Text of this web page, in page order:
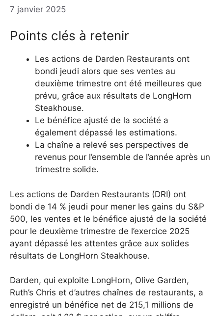
7 janvier 2025
Points clés à retenir
Les actions de Darden Restaurants ont
bondi jeudi alors que ses ventes au
deuxième trimestre ont été meilleures que
prévu, grâce aux résultats de LongHorn
Steakhouse.
Le bénéfice ajusté de la société a
également dépassé les estimations.
La chaîne a relevé ses perspectives de
revenus pour l’ensemble de l’année après un
trimestre solide.
Les actions de Darden Restaurants (DRI) ont
bondi de 14 % jeudi pour mener les gains du S&P
500, les ventes et le bénéfice ajusté de la société
pour le deuxième trimestre de l’exercice 2025
ayant dépassé les attentes grâce aux solides
résultats de LongHorn Steakhouse.
Darden, qui exploite LongHorn, Olive Garden,
Ruth’s Chris et d’autres chaînes de restaurants, a
enregistré un bénéfice net de 215,1 millions de